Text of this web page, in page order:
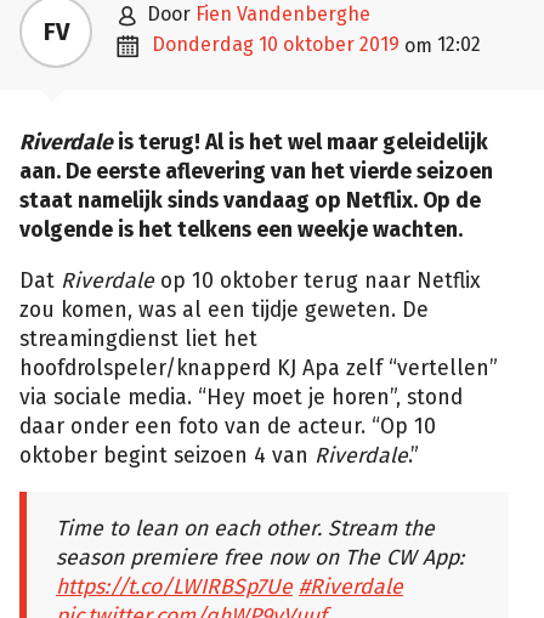
FV  door Fien Vandenberghe
 donderdag 10 oktober 2019 om 12:02
Riverdaleis terug! Al is het wel maar geleidelijk
aan. De eerste aflevering van het vierde seizoen
staat namelijk sinds vandaag op Netflix. Op de
volgende is het telkens een weekje wachten.
Dat Riverdale op 10 oktober terug naar Netflix
zou komen, was al een tijdje geweten. De
streamingdienst liet het
hoofdrolspeler/knapperd KJ Apa zelf “vertellen”
via sociale media. “Hey moet je horen”, stond
daar onder een foto van de acteur. “Op 10
oktober begint seizoen 4 van Riverdale.”
Time to lean on each other. Stream the
season premiere free now on The CW App:
https://t.co/LWIRBSp7Ue #Riverdale